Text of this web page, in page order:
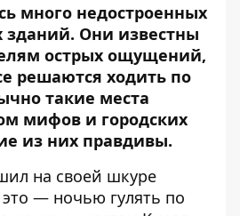
много недостроенных
Они известны
острых ощущений,
решаются ходить по
такие места
мифов и городских
из них правдивы.
на своей шкуре
— ночью гулять по